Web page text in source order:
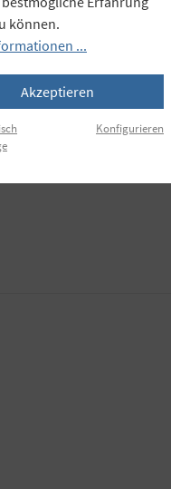
und Reproaufnahmen.
können.
...
Akzeptieren
Konfigurieren